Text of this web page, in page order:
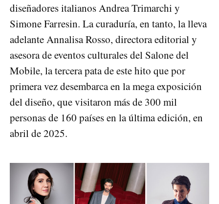
diseñadores italianos Andrea Trimarchi y
Simone Farresin. La curaduría, en tanto, la lleva
adelante Annalisa Rosso, directora editorial y
asesora de eventos culturales del Salone del
Mobile, la tercera pata de este hito que por
primera vez desembarca en la mega exposición
del diseño, que visitaron más de 300 mil
personas de 160 países en la última edición, en
abril de 2025.